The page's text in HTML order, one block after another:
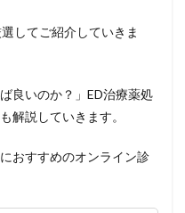
してご紹介していきま
良いのか？」ED治療薬処
解説していきます。
おすすめのオンライン診